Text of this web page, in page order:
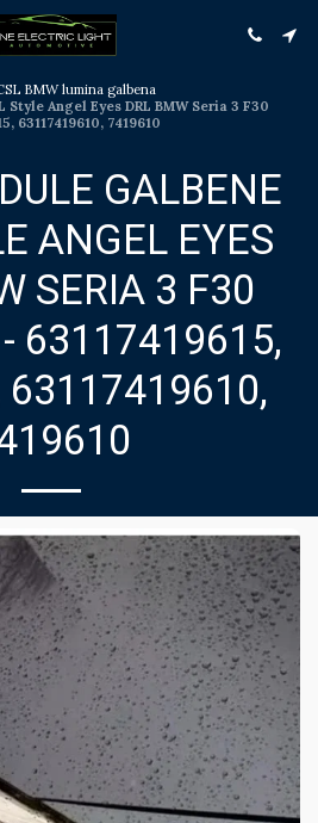
BMW lumina galbena
Angel Eyes DRL BMW Seria 3 F30
63117419610, 7419610
GALBENE
ANGEL EYES
SERIA 3 F30
- 63117419615,